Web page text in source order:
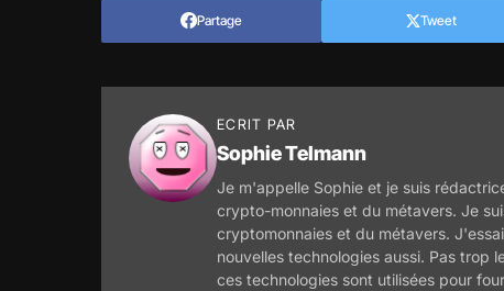
Partage Tweet
ECRIT PAR
Sophie Telmann
Je m'appelle Sophie et je suis
crypto-monnaies et du métavers. Je
cryptomonnaies et du métavers.
nouvelles technologies aussi. Pas trop
ces technologies sont utilisées pour